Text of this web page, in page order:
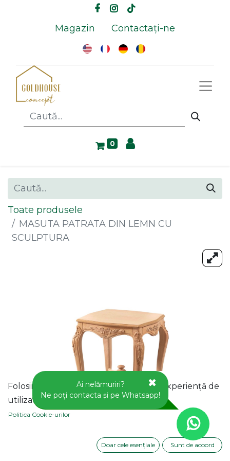
Magazin Contactați-ne
0
Toate produsele
MASUTA PATRATA DIN LEMN CU
SCULPTURA
Folosim cookie-uri pentru a vă oferi o experiență de
utilizator mai bună pe acest site web.
Politica Cookie-urilor
Doar cele esențiale Sunt de acoord
Ai nelămuriri?
Ne poți contacta și pe Whatsapp!